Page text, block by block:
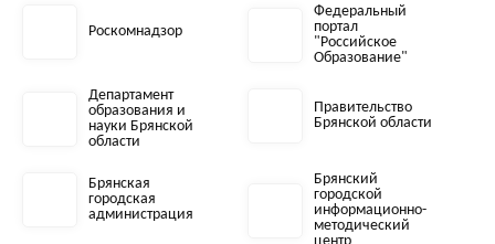
Роскомнадзор
Федеральный
портал
"Российское
Образование"
Департамент
образования и
науки Брянской
области
Правительство
Брянской области
Брянская
городская
администрация
Брянский
городской
информационно-
методический